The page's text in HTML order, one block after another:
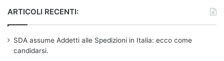
ARTICOLI RECENTI:
SDA assume Addetti alle Spedizioni in Italia: ecco come
candidarsi.